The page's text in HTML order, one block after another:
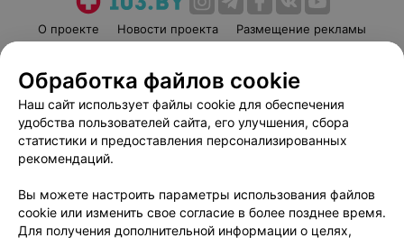
О проекте Новости проекта
Размещение рекламы
Пользовательское соглашение
Способы оплаты
Вакансии
Партнеры
Написать руководителю 103.by
Обработка персональных данных
Обработка файлов cookie
Наш сайт использует файлы cookie для обеспечения
удобства пользователей сайта, его улучшения, сбора
статистики и предоставления персонализированных
рекомендаций.
Вы можете настроить параметры использования файлов
cookie или изменить свое согласие в более позднее время.
Для получения дополнительной информации о целях,